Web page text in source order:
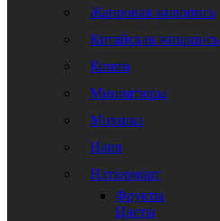
Жанровая живопись
Китайская живопись
Копии
Миниатюры
Мозаика
Наив
Натюрморт
Фрукты
Цветы